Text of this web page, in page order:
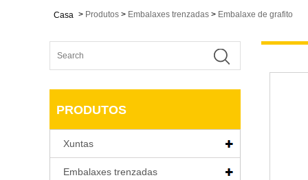
Casa > Produtos > Embalaxes trenzadas > Embalaxe de grafito
PRODUTOS
Xuntas
Embalaxes trenzadas